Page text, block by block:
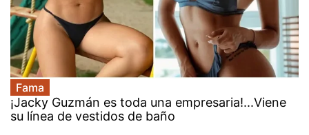
Fama
¡Jacky Guzmán es toda una empresaria!...Viene
su línea de vestidos de baño